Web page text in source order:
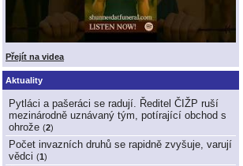
Přejít na videa
Aktuality
Pytláci a pašeráci se radují. Ředitel ČIŽP ruší
mezinárodně uznávaný tým, potírající obchod s
ohrože (2)
Počet invazních druhů se rapidně zvyšuje, varují
vědci (1)